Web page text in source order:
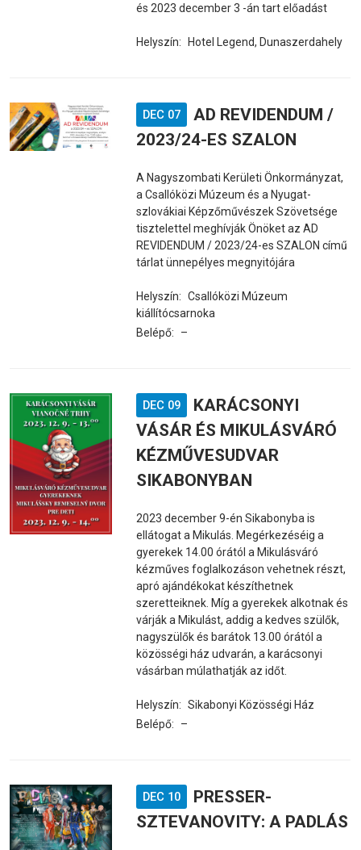
és 2023 december 3 -án tart előadást
Helyszín: Hotel Legend, Dunaszerdahely
DEC 07
AD REVIDENDUM /
2023/24-ES SZALON
A Nagyszombati Kerületi Önkormányzat,
a Csallóközi Múzeum és a Nyugat-
szlovákiai Képzőművészek Szövetsége
tisztelettel meghívják Önöket az AD
REVIDENDUM / 2023/24-es SZALON című
tárlat ünnepélyes megnyitójára
Helyszín: Csallóközi Múzeum
kiállítócsarnoka
Belépő:
–
DEC 09
KARÁCSONYI
VÁSÁR ÉS MIKULÁSVÁRÓ
KÉZMŰVESUDVAR
SIKABONYBAN
2023 december 9-én Sikabonyba is
ellátogat a Mikulás. Megérkezéséig a
gyerekek 14.00 órától a Mikulásváró
kézműves foglalkozáson vehetnek részt,
apró ajándékokat készíthetnek
szeretteiknek. Míg a gyerekek alkotnak és
várják a Mikulást, addig a kedves szülők,
nagyszülők és barátok 13.00 órától a
közösségi ház udvarán, a karácsonyi
vásárban múlathatják az időt.
Helyszín: Sikabonyi Közösségi Ház
Belépő:
–
DEC 10
PRESSER-
SZTEVANOVITY: A PADLÁS